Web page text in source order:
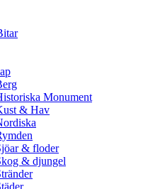
Monument
& Hav
& floder
& djungel